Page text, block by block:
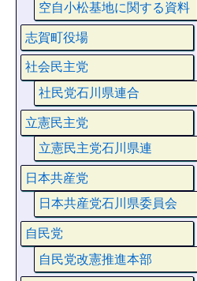
空自小松基地に関する資料
志賀町役場
社会民主党
社民党石川県連合
立憲民主党
立憲民主党石川県連
日本共産党
日本共産党石川県委員会
自民党
自民党改憲推進本部